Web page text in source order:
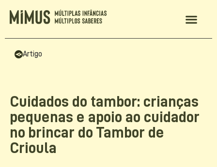
Artigo
Cuidados do tambor: crianças
pequenas e apoio ao cuidador
no brincar do Tambor de
Crioula